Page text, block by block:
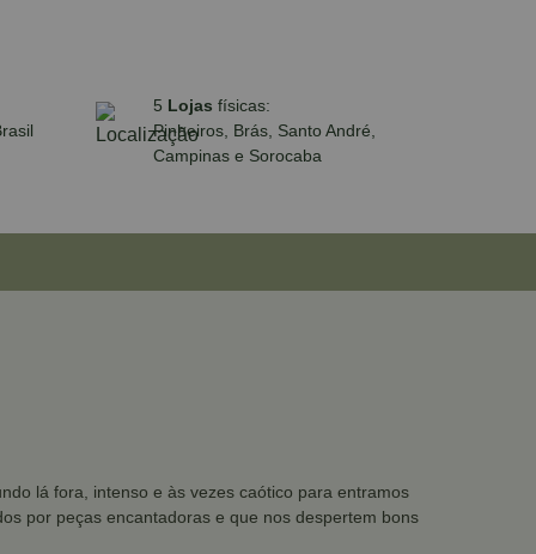
5 Lojas físicas:
Pinheiros, Brás, Santo André,
Campinas e Sorocaba
lá fora, intenso e às vezes caótico para entramos
por peças encantadoras e que nos despertem bons